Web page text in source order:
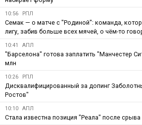
10:56 РПЛ
Семак — о матче с "Родиной": команда,
лигу, забив больше всех мячей, о чём-то
10:41 АПЛ
"Барселона" готова заплатить "Манчестер
млн
10:26 РПЛ
Дисквалифицированный за допинг
Ростов"
10:10 АПЛ
Стала известна позиция "Реала" после